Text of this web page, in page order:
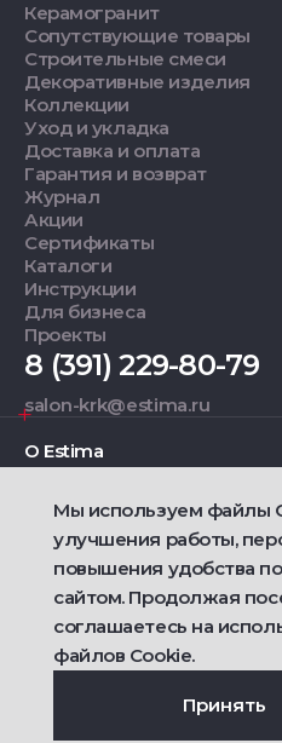
Керамогранит
Сопутствующие товары
Строительные смеси
Декоративные изделия
Коллекции
Уход и укладка
Доставка и оплата
Гарантия и возврат
Журнал
Акции
Сертификаты
Каталоги
Инструкции
Для бизнеса
Проекты
8 (391) 229-80-79
salon-krk@estima.ru
О Estima
Дизайнерам
Фирменные салоны
2021 — 2026 © Estima
Политика
Договор публичной
Ametist IT
Мы используем файлы
улучшения работы,
повышения удобства
сайтом. Продолжая
соглашаетесь на
файлов Cookie.
Принять